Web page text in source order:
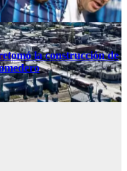
la construcción de